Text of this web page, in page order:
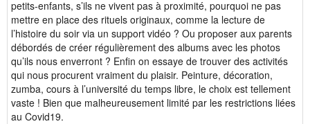
petits-enfants, s’ils ne vivent pas à proximité, pourquoi ne pas
mettre en place des rituels originaux, comme la lecture de
l’histoire du soir via un support vidéo ? Ou proposer aux parents
débordés de créer régulièrement des albums avec les photos
qu’ils nous enverront ? Enfin on essaye de trouver des activités
qui nous procurent vraiment du plaisir. Peinture, décoration,
zumba, cours à l’université du temps libre, le choix est tellement
vaste ! Bien que malheureusement limité par les restrictions liées
au Covid19.